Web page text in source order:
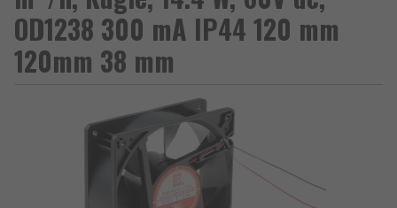
OD1238 300 mA IP44 120 mm
120mm 38 mm